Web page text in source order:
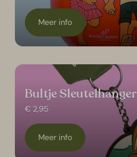
Meer info
Bultje Sleutelhanger
€ 2,95
Meer info